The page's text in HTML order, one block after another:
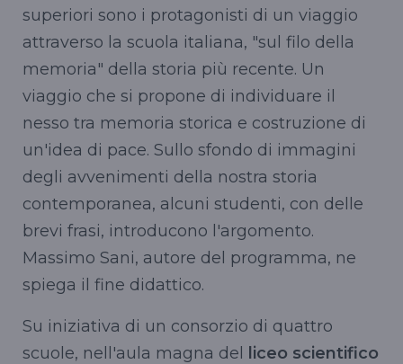
superiori sono i protagonisti di un viaggio
attraverso la scuola italiana, "sul filo della
memoria" della storia più recente. Un
viaggio che si propone di individuare il
nesso tra memoria storica e costruzione di
un'idea di pace. Sullo sfondo di immagini
degli avvenimenti della nostra storia
contemporanea, alcuni studenti, con delle
brevi frasi, introducono l'argomento.
Massimo Sani, autore del programma, ne
spiega il fine didattico.
Su iniziativa di un consorzio di quattro
scuole, nell'aula magna del
liceo scientifico